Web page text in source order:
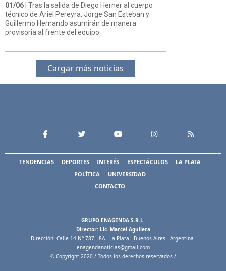
01/06 | Tras la salida de Diego Herner al cuerpo
técnico de Ariel Pereyra, Jorge San Esteban y
Guillermo Hernando asumirán de manera
provisoria al frente del equipo.
Cargar más noticias
TENDENCIAS DEPORTES INTERÉS ESPECTÁCULOS
LA PLATA
POLÍTICA
UNIVERSIDAD
CONTACTO
GRUPO ENAGENDA S.R.L
Director: Lic. Marcel Aguilera
Dirección: Calle 14 N° 787 - 8A - La Plata - Buenos Aires - Argentina
enagendanoticias@gmail.com
© Copyright 2020 / Todos los derechos reservados /